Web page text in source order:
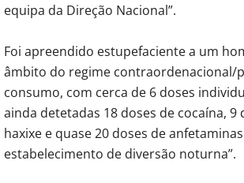
equipa da Direção Nacional”.
Foi apreendido estupefaciente a um
âmbito do regime contraordenacional/
consumo, com cerca de 6 doses
ainda detetadas 18 doses de cocaína, 9
haxixe e quase 20 doses de
estabelecimento de diversão noturna”.